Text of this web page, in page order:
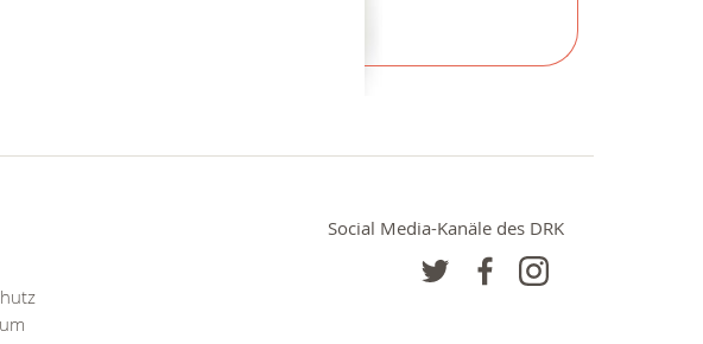
Social Media-Kanäle des DRK